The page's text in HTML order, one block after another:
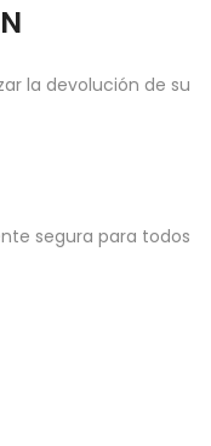
la devolución de su
segura para todos